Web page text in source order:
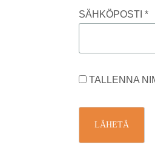
SÄHKÖPOSTI*
TALLENNA